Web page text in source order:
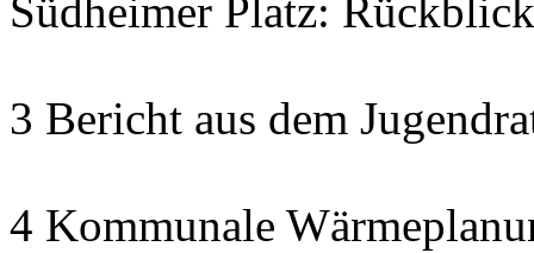
Südheimer Platz:
3 Bericht aus dem
4 Kommunale